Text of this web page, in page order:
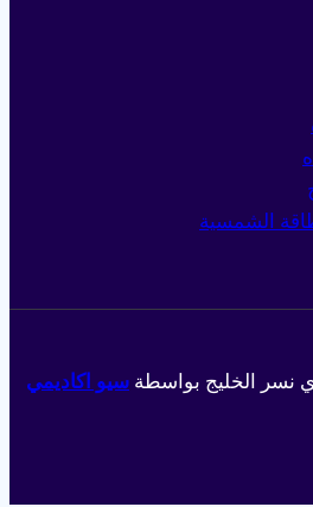
الشمسية
نسر الخليج بواسطة سيو اكاديمي